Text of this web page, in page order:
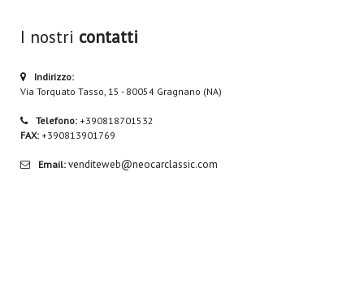
I nostri contatti
Indirizzo:
Via Torquato Tasso, 15 - 80054 Gragnano (NA)
Telefono: +390818701532
FAX: +390813901769
Email: venditeweb@neocarclassic.com